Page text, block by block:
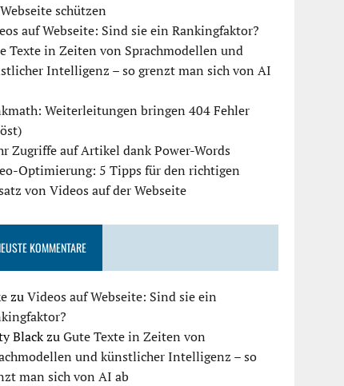
schützen
auf Webseite: Sind sie ein Rankingfaktor?
Texte in Zeiten von Sprachmodellen und
Intelligenz – so grenzt man sich von AI
Weiterleitungen bringen 404 Fehler
Zugriffe auf Artikel dank Power-Words
Optimierung: 5 Tipps für den richtigen
von Videos auf der Webseite
KOMMENTARE
zuVideos auf Webseite: Sind sie ein
BlackzuGute Texte in Zeiten von
und künstlicher Intelligenz – so
man sich von AI ab